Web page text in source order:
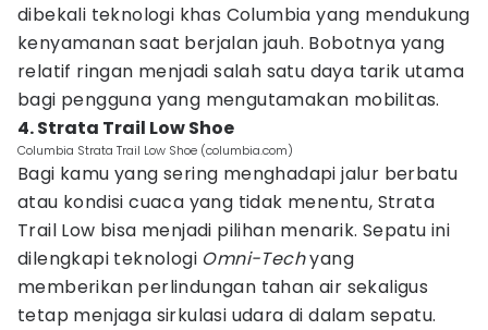
dibekali teknologi khas Columbia yang mendukung
kenyamanan saat berjalan jauh. Bobotnya yang
relatif ringan menjadi salah satu daya tarik utama
bagi pengguna yang mengutamakan mobilitas.
4. Strata Trail Low Shoe
Columbia Strata Trail Low Shoe (columbia.com)
Bagi kamu yang sering menghadapi jalur berbatu
atau kondisi cuaca yang tidak menentu, Strata
Trail Low bisa menjadi pilihan menarik. Sepatu ini
dilengkapi teknologi Omni-Techyang
memberikan perlindungan tahan air sekaligus
tetap menjaga sirkulasi udara di dalam sepatu.